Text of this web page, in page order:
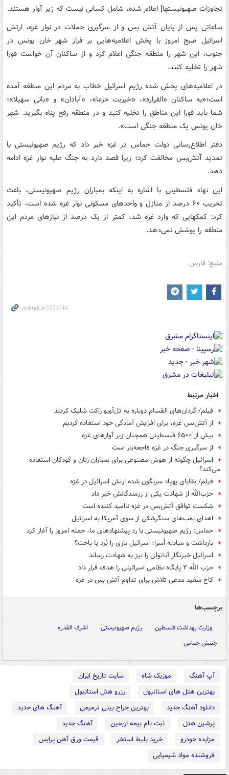
تجاوزات صهیونیستها] اعلام شده، شامل کسانی نیست که زیر آوار هستند.
ساعاتی پس از پایان آتش بس و از سرگیری حملات در نوار غزه، ارتش
اسرائیل صبح امروز با پخش اعلامیه‌هایی بر فراز شهر خان یونس در
جنوب، این شهر را منطقه جنگی اعلام کرد و از ساکنان آن خواست فورا
شهر را تخلیه کنند.
در اعلامیه‌های پخش شده رژیم اسرائیل خطاب به مردم این منطقه آمده
است؛«به ساکنان «القراره»، «خیربت خزعا»، «آبادان» و «بانی سهیلا»؛
شما باید فورا این مناطق را تخلیه کنید و در منطقه رفح پناه بگیرید. شهر
خان یونس یک منطقه جنگی است».
دفتر اطلاع‌رسانی دولت حماس در غزه خبر داد که رژیم صهیونیستی با
تمدید آتش‌بس مخالفت کرد؛ زیرا قصد دارد به جنگ علیه نوار غزه ادامه
دهد.
این نهاد فلسطینی با اشاره به اینکه بمباران رژیم صهیونیستی، باعث
تخریب ۶۰ درصد از منازل و واحدهای مسکونی نوار غزه شده است، تأکید
کرد: کمکهایی که وارد غزه شد، کمتر از یک درصد از نیازهای مردم این
منطقه را پوشش نمی‌دهد.
منبع: فارس
اخبار مرتبط
فیلم/ گردان‌های القسام دوباره به‌ تل‌آویو راکت شلیک کردند
از آتش‌بس غزه، برای افزایش آمادگی خود استفاده کردیم
بیش از ۶۵۰۰ فلسطینی همچنان زیر آوارهای غزه
از سرگیری جنگ در غزه فاجعه‌بار است
اسرائیل چگونه از هوش مصنوعی برای بمباران زنان و کودکان استفاده
می‌کند؟
فیلم/ بقایای پهپاد سرنگون شده ارتش اسرائیل در غزه
حزب‌الله از شهادت یکی از رزمندگانش خبر داد
شکست توافق آتش‌بس در غزه ناامید کننده است
اهدای بمب‌های سنگرشکن از سوی آمریکا به اسرائیل
حماس: رژیم صهیونیستی با رد پیشنهادهای ما، حمله امروز را آغاز کرد
بازداشت و مبادله اُسرا؛ اسرائیل بازی را بُرد یا باخت؟
اسرائیل خبرنگار آناتولی را نیز به شهادت رساند
حزب الله ۲ پایگاه نظامی اسرائیلی را هدف قرار داد
کاخ سفید مدعی تلاش برای تداوم آتش بس در غزه
برچسب‌ها
وزارت بهداشت فلسطین رژیم صهیونیستی
اشرف القدره
جنبش حماس
آپ آهنگ موزیک شاه
سایت تاریخ ایران
بهترین هتل های استانبول
رزرو هتل استانبول
دانلود آهنگ جدید
بهترین جراح بینی ترمیمی
آهنگ های جدید
پرشین هتل
ثبت نام بیمه اربعین
آهنگ جدید
مزایده خودرو
خرید بلیط استخر
قیمت ورق آهن پرایس
فروشنده مواد شیمیایی